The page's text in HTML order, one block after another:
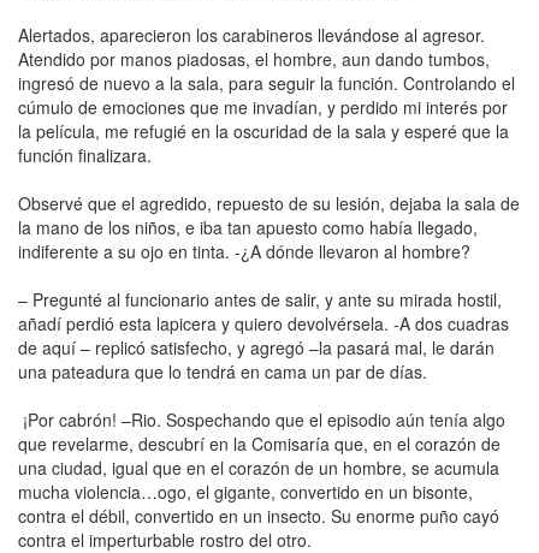
Alertados, aparecieron los carabineros llevándose al agresor.
Atendido por manos piadosas, el hombre, aun dando tumbos,
ingresó de nuevo a la sala, para seguir la función. Controlando el
cúmulo de emociones que me invadían, y perdido mi interés por
la película, me refugié en la oscuridad de la sala y esperé que la
función finalizara.
Observé que el agredido, repuesto de su lesión, dejaba la sala de
la mano de los niños, e iba tan apuesto como había llegado,
indiferente a su ojo en tinta. -¿A dónde llevaron al hombre?
– Pregunté al funcionario antes de salir, y ante su mirada hostil,
añadí perdió esta lapicera y quiero devolvérsela. -A dos cuadras
de aquí – replicó satisfecho, y agregó –la pasará mal, le darán
una pateadura que lo tendrá en cama un par de días.
¡Por cabrón! –Rio. Sospechando que el episodio aún tenía algo
que revelarme, descubrí en la Comisaría que, en el corazón de
una ciudad, igual que en el corazón de un hombre, se acumula
mucha violencia…ogo, el gigante, convertido en un bisonte,
contra el débil, convertido en un insecto. Su enorme puño cayó
contra el imperturbable rostro del otro.